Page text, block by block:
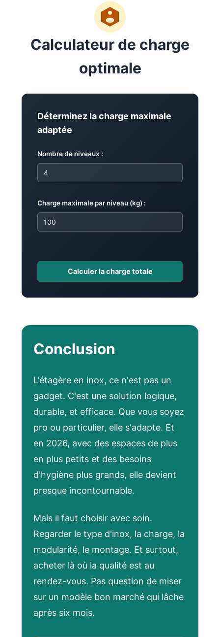
Calculateur de charge
optimale
Déterminez la charge maximale
adaptée
Nombre de niveaux :
Charge maximale par niveau (kg) :
Calculer la charge totale
Conclusion
L'étagère en inox, ce n'est pas un
gadget. C'est une solution logique,
durable, et efficace. Que vous soyez
pro ou particulier, elle s'adapte. Et
en 2026, avec des espaces de plus
en plus petits et des besoins
d'hygiène plus grands, elle devient
presque incontournable.
Mais il faut choisir avec soin.
Regarder le type d'inox, la charge, la
modularité, le montage. Et surtout,
acheter là où la qualité est au
rendez-vous. Pas question de miser
sur un modèle bon marché qui lâche
après six mois.